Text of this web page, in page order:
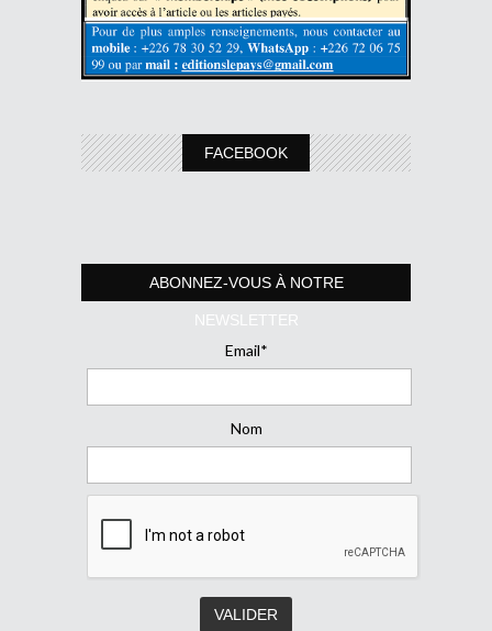
FACEBOOK
ABONNEZ-VOUS À NOTRE
NEWSLETTER
Email*
Nom